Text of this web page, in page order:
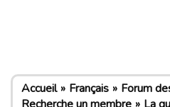
Accueil Français
Forum